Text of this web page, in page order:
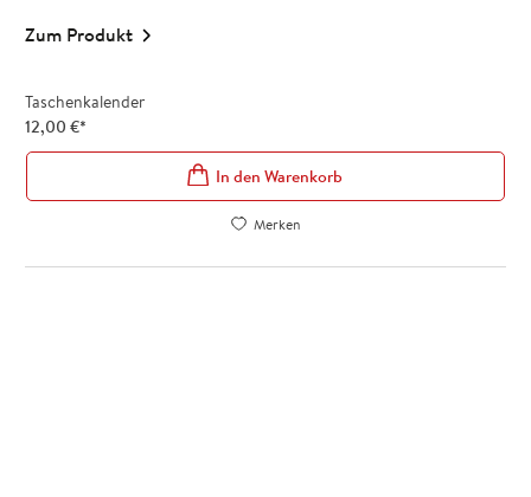
Zum Produkt
Taschenkalender
12,00 €*
In den Warenkorb
Merken